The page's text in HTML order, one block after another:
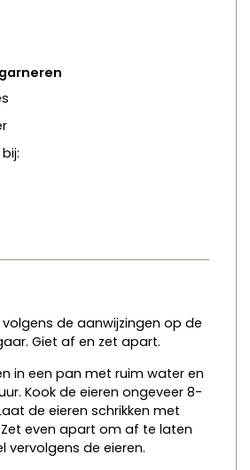
volgens de aanwijzingen op de
Giet af en zet apart.
in een pan met ruim water en
Kook de eieren ongeveer 8-
de eieren schrikken met
even apart om af te laten
vervolgens de eieren.